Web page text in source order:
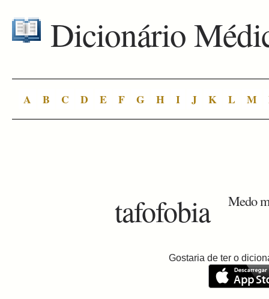
Dicionário
A B C D E F G H I J K L M
tafofobia Medo
Gostaria de ter o